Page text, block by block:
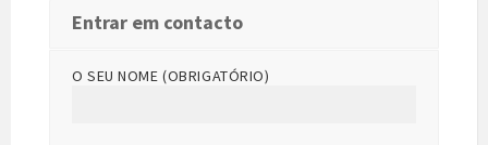
Entrar em contacto
O SEU NOME (OBRIGATÓRIO)